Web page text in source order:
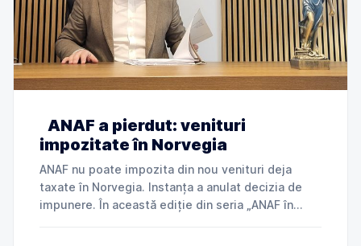
ANAF a pierdut: venituri
impozitate în Norvegia
ANAF nu poate impozita din nou venituri deja
taxate în Norvegia. Instanța a anulat decizia de
impunere. În această ediție din seria „ANAF în